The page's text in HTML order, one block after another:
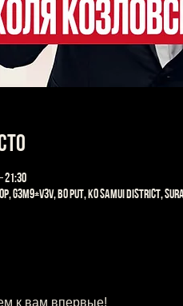
21:30
G3M9+V3V, Bo Put, Ko Samui District,
к вам впервые!